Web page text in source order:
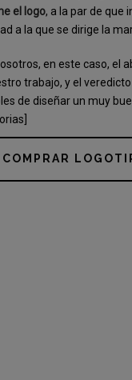
el logo, a la par de que
a la que se dirige la
en este caso, el
trabajo, y el
de diseñar un muy
COMPRAR